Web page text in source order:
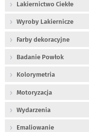
Lakiernictwo Ciekłe
Wyroby Lakiernicze
Farby dekoracyjne
Badanie Powłok
Kolorymetria
Motoryzacja
Wydarzenia
Emaliowanie